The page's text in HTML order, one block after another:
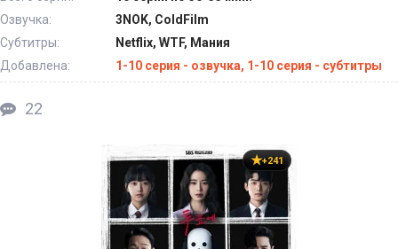
Озвучка:
3NOK, ColdFilm
Субтитры:
Netflix, WTF, Мания
Добавлена:
1-10 серия - озвучка, 1-10 серия - субтитры
22
+241